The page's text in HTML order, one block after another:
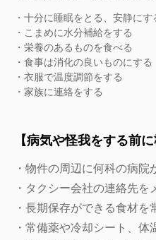
・十分に睡眠をとる、安静にす
・こまめに水分補給をする
・栄養のあるものを食べる
・食事は消化の良いものにする
・衣服で温度調節をする
・家族に連絡をする
【病気や怪我をする前
・物件の周辺に何科の病院
・タクシー会社の連絡先を
・長期保存ができる食材を
・常備薬や冷却シート、体